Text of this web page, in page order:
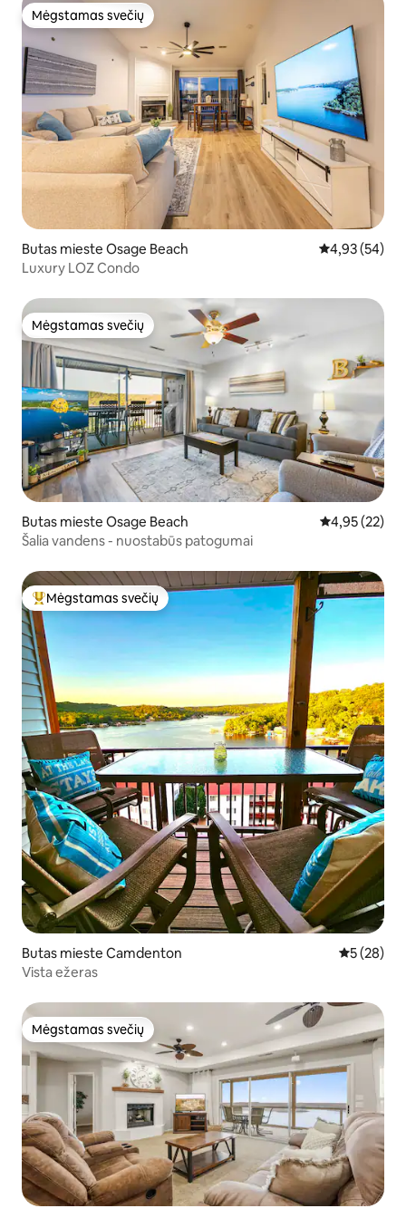
Mėgstamas svečių
Mėgstamas svečių
Butas mieste Osage Beach Vidutinis
4,93 (54)
Luxury LOZ Condo
Mėgstamas svečių
Mėgstamas svečių
Butas mieste Osage Beach Vidutinis
4,95 (22)
Šalia vandens - nuostabūs patogumai
Svečių mėgstamiausias
Mėgstamas svečių
Butas mieste Camdenton Vidutinis
5 (28)
Vista ežeras
Mėgstamas svečių
Mėgstamas svečių